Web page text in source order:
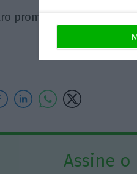
prometeu fazer nova
Assine o